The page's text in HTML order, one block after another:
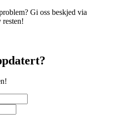
Gi oss beskjed via
resten!